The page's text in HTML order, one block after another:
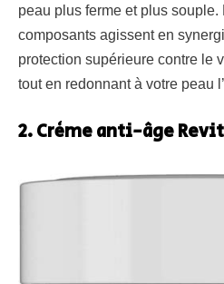
peau plus ferme et plus souple.
composants agissent en
protection supérieure contre le
tout en redonnant à votre peau
2. Crème anti-âge